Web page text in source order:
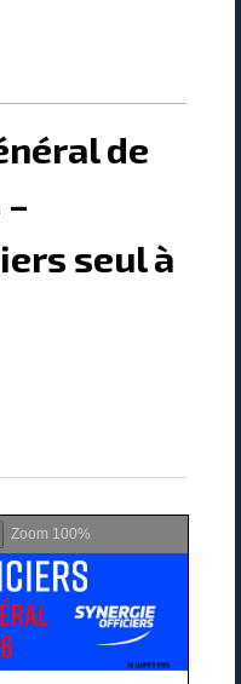
de
seul à
Zoom 100%